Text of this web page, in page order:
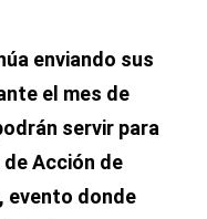
enviando sus
el mes de
servir para
Acción de
evento donde